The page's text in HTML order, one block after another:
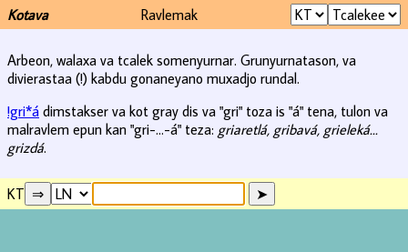
Kotava Ravlemak
Arbeon, walaxa va tcalek somenyurnar. Grunyurnatason, va
divierastaa (!) kabdu gonaneyano muxadjo rundal.
!gri*á dimstakser va kot gray dis va "gri" toza is "á" tena, tulon va
malravlem epun kan "gri-...-á" teza: griaretlá, gribavá, grieleká...
grizdá.
KT